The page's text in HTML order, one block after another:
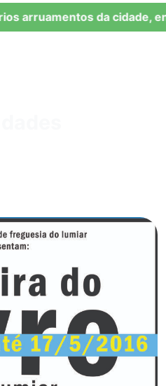
arruamentos da cidade,